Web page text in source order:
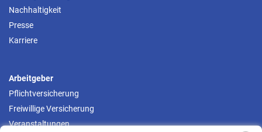
Nachhaltigkeit
Presse
Karriere
Arbeitgeber
Pflichtversicherung
Freiwillige Versicherung
Veranstaltungen